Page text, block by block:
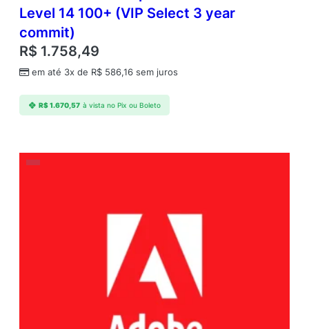
Level 14 100+ (VIP Select 3 year
commit)
R$ 1.758,49
em até 3x de R$ 586,16 sem juros
R$1.670,57 à vista no Pix ou Boleto